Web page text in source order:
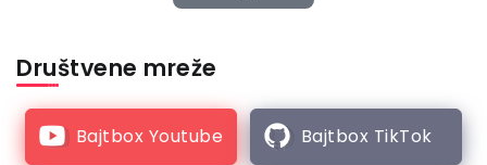
Društvene mreže
Bajtbox Youtube Bajtbox TikTok